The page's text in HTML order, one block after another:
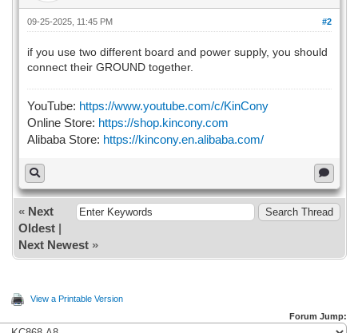
#2
09-25-2025, 11:45 PM
if you use two different board and power supply, you should
connect their GROUND together.
YouTube: https://www.youtube.com/c/KinCony
Online Store: https://shop.kincony.com
Alibaba Store: https://kincony.en.alibaba.com/
« Next
Oldest|
Next Newest»
View a Printable Version
Forum Jump: